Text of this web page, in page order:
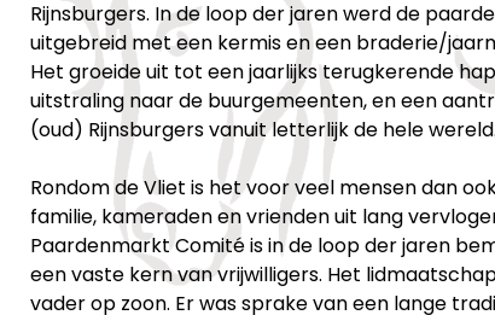
Rijnsburgers. In de loop der jaren werd de
uitgebreid met een kermis en een braderie/
Het groeide uit tot een jaarlijks terugkerende
uitstraling naar de buurgemeenten, en een
(oud) Rijnsburgers vanuit letterlijk de hele wereld.
Rondom de Vliet is het voor veel mensen dan
familie, kameraden en vrienden uit lang
Paardenmarkt Comité is in de loop der jaren
een vaste kern van vrijwilligers. Het
vader op zoon. Er was sprake van een lange